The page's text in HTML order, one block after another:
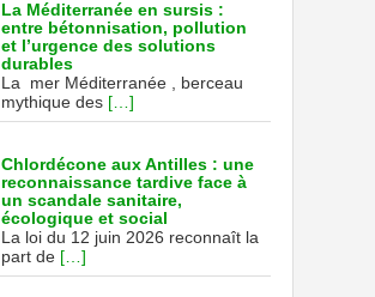
La Méditerranée en sursis :
entre bétonnisation, pollution
et l’urgence des solutions
durables
La mer Méditerranée , berceau
mythique des […]
Chlordécone aux Antilles : une
reconnaissance tardive face à
un scandale sanitaire,
écologique et social
La loi du 12 juin 2026 reconnaît la
part de […]